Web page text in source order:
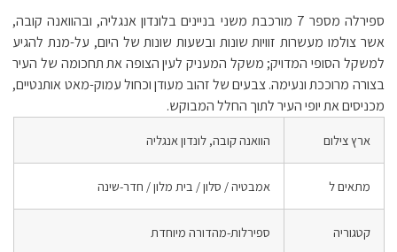
ספירלה מספר 7 מורכבת משני בניינים בלונדון אנגליה, ובהוואנה קובה,
אשר צולמו מעשרות זוויות שונות ובשעות שונות של היום, על-מנת להגיע
למשקל הסופי המדויק; משקל המעניק לעין הצופה את תחכומה של העיר
בצורה מרוככת ונעימה. צבעים של זהוב מעודן וכחול עמוק-מאט אותנטיים,
מכניסים את יופי העיר לתוך החלל המבוקש.
ארץ צילום הוואנה קובה, לונדון אנגליה
מתאים ל אמבטיה / סלון / בית מלון / חדר-שינה
קטגוריה ספירלות-מהדורה מיוחדת